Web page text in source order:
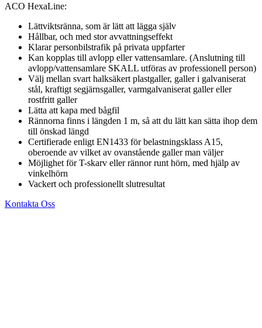
ACO HexaLine:
Lättviktsränna, som är lätt att lägga själv
Hållbar, och med stor avvattningseffekt
Klarar personbilstrafik på privata uppfarter
Kan kopplas till avlopp eller vattensamlare. (Anslutning till
avlopp/vattensamlare SKALL utföras av professionell person)
Välj mellan svart halksäkert plastgaller, galler i galvaniserat
stål, kraftigt segjärnsgaller, varmgalvaniserat galler eller
rostfritt galler
Lätta att kapa med bågfil
Rännorna finns i längden 1 m, så att du lätt kan sätta ihop dem
till önskad längd
Certifierade enligt EN1433 för belastningsklass A15,
oberoende av vilket av ovanstående galler man väljer
Möjlighet för T-skarv eller rännor runt hörn, med hjälp av
vinkelhörn
Vackert och professionellt slutresultat
Kontakta Oss